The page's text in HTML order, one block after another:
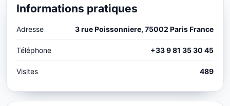
Informations pratiques
Adresse 3 rue Poissonniere, 75002 Paris France
Téléphone +33 9 81 35 30 45
Visites 489